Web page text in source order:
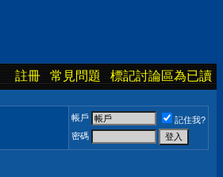
註冊 常見問題 標記討論區為已讀
帳戶
記住我?
密碼